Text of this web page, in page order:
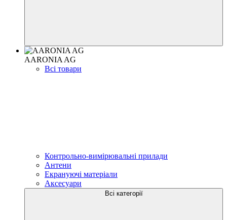
AARONIA AG
Всі товари
Контрольно-вимірювальні прилади
Антени
Екрануючі матеріали
Аксесуари
Всі категорії